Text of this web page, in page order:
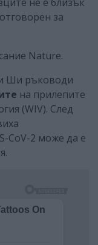
за
Nature.
Ши ръководи
на прилепите
(WIV). След
CoV-2 може да е